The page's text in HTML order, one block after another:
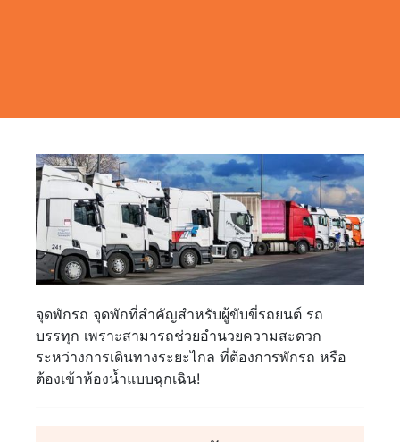
จุดพักรถ จุดพักที่สำคัญสำหรับผู้ขับขี่รถยนต์ รถ
บรรทุก เพราะสามารถช่วยอำนวยความสะดวก
ระหว่างการเดินทางระยะไกล ที่ต้องการพักรถ หรือ
ต้องเข้าห้องน้ำแบบฉุกเฉิน!